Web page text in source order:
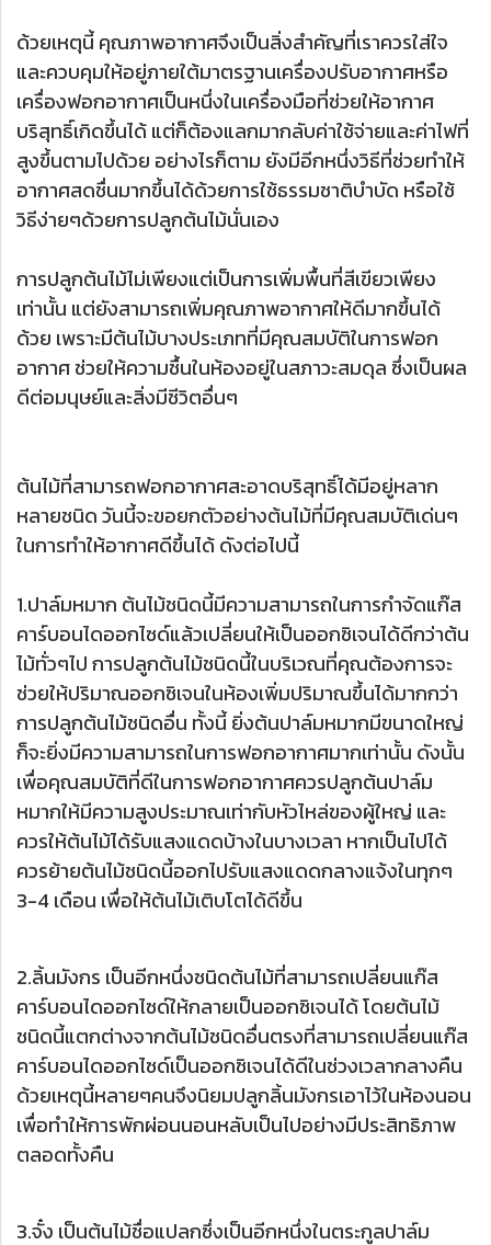
ด้วยเหตุนี้ คุณภาพอากาศจึงเป็นสิ่งสำคัญที่เราควรใส่ใจ
และควบคุมให้อยู่ภายใต้มาตรฐานเครื่องปรับอากาศหรือ
เครื่องฟอกอากาศเป็นหนึ่งในเครื่องมือที่ช่วยให้อากาศ
บริสุทธิ์เกิดขึ้นได้ แต่ก็ต้องแลกมากลับค่าใช้จ่ายและค่าไฟที่
สูงขึ้นตามไปด้วย อย่างไรก็ตาม ยังมีอีกหนึ่งวิธีที่ช่วยทำให้
อากาศสดชื่นมากขึ้นได้ด้วยการใช้ธรรมชาติบำบัด หรือใช้
วิธีง่ายๆด้วยการปลูกต้นไม้นั่นเอง
การปลูกต้นไม้ไม่เพียงแต่เป็นการเพิ่มพื้นที่สีเขียวเพียง
เท่านั้น แต่ยังสามารถเพิ่มคุณภาพอากาศให้ดีมากขึ้นได้
ด้วย เพราะมีต้นไม้บางประเภทที่มีคุณสมบัติในการฟอก
อากาศ ช่วยให้ความชื้นในห้องอยู่ในสภาวะสมดุล ซึ่งเป็นผล
ดีต่อมนุษย์และสิ่งมีชีวิตอื่นๆ
ต้นไม้ที่สามารถฟอกอากาศสะอาดบริสุทธิ์ได้มีอยู่หลาก
หลายชนิด วันนี้จะขอยกตัวอย่างต้นไม้ที่มีคุณสมบัติเด่นๆ
ในการทำให้อากาศดีขึ้นได้ ดังต่อไปนี้
1.ปาล์มหมาก ต้นไม้ชนิดนี้มีความสามารถในการกำจัดแก๊ส
คาร์บอนไดออกไซด์แล้วเปลี่ยนให้เป็นออกซิเจนได้ดีกว่าต้น
ไม้ทั่วๆไป การปลูกต้นไม้ชนิดนี้ในบริเวณที่คุณต้องการจะ
ช่วยให้ปริมาณออกซิเจนในห้องเพิ่มปริมาณขึ้นได้มากกว่า
การปลูกต้นไม้ชนิดอื่น ทั้งนี้ ยิ่งต้นปาล์มหมากมีขนาดใหญ่
ก็จะยิ่งมีความสามารถในการฟอกอากาศมากเท่านั้น ดังนั้น
เพื่อคุณสมบัติที่ดีในการฟอกอากาศควรปลูกต้นปาล์ม
หมากให้มีความสูงประมาณเท่ากับหัวไหล่ของผู้ใหญ่ และ
ควรให้ต้นไม้ได้รับแสงแดดบ้างในบางเวลา หากเป็นไปได้
ควรย้ายต้นไม้ชนิดนี้ออกไปรับแสงแดดกลางแจ้งในทุกๆ
3-4 เดือน เพื่อให้ต้นไม้เติบโตได้ดีขึ้น
2.ลิ้นมังกร เป็นอีกหนึ่งชนิดต้นไม้ที่สามารถเปลี่ยนแก๊ส
คาร์บอนไดออกไซด์ให้กลายเป็นออกซิเจนได้ โดยต้นไม้
ชนิดนี้แตกต่างจากต้นไม้ชนิดอื่นตรงที่สามารถเปลี่ยนแก๊ส
คาร์บอนไดออกไซด์เป็นออกซิเจนได้ดีในช่วงเวลากลางคืน
ด้วยเหตุนี้หลายๆคนจึงนิยมปลูกลิ้นมังกรเอาไว้ในห้องนอน
เพื่อทำให้การพักผ่อนนอนหลับเป็นไปอย่างมีประสิทธิภาพ
ตลอดทั้งคืน
3.จั๋ง เป็นต้นไม้ชื่อแปลกซึ่งเป็นอีกหนึ่งในตระกูลปาล์ม